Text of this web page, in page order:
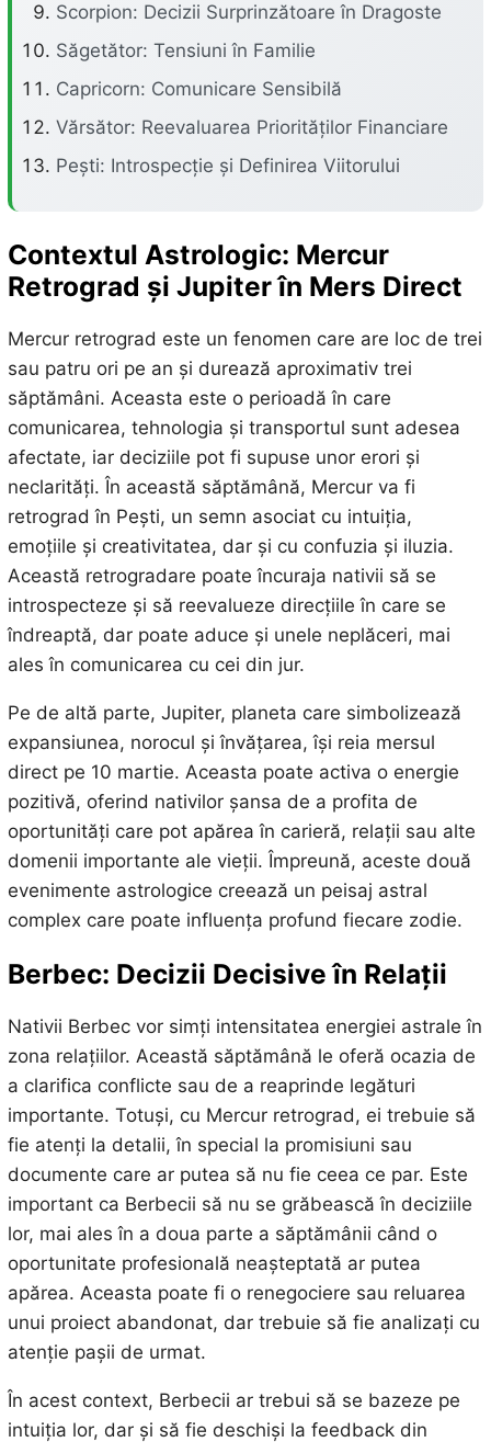
Scorpion: Decizii Surprinzătoare în Dragoste
Săgetător: Tensiuni în Familie
Capricorn: Comunicare Sensibilă
Vărsător: Reevaluarea Priorităților Financiare
Pești: Introspecție și Definirea Viitorului
Contextul Astrologic: Mercur
Retrograd și Jupiter în Mers Direct
Mercur retrograd este un fenomen care are loc de trei
sau patru ori pe an și durează aproximativ trei
săptămâni. Aceasta este o perioadă în care
comunicarea, tehnologia și transportul sunt adesea
afectate, iar deciziile pot fi supuse unor erori și
neclarități. În această săptămână, Mercur va fi
retrograd în Pești, un semn asociat cu intuiția,
emoțiile și creativitatea, dar și cu confuzia și iluzia.
Această retrogradare poate încuraja nativii să se
introspecteze și să reevalueze direcțiile în care se
îndreaptă, dar poate aduce și unele neplăceri, mai
ales în comunicarea cu cei din jur.
Pe de altă parte, Jupiter, planeta care simbolizează
expansiunea, norocul și învățarea, își reia mersul
direct pe 10 martie. Aceasta poate activa o energie
pozitivă, oferind nativilor șansa de a profita de
oportunități care pot apărea în carieră, relații sau alte
domenii importante ale vieții. Împreună, aceste două
evenimente astrologice creează un peisaj astral
complex care poate influența profund fiecare zodie.
Berbec: Decizii Decisive în Relații
Nativii Berbec vor simți intensitatea energiei astrale în
zona relațiilor. Această săptămână le oferă ocazia de
a clarifica conflicte sau de a reaprinde legături
importante. Totuși, cu Mercur retrograd, ei trebuie să
fie atenți la detalii, în special la promisiuni sau
documente care ar putea să nu fie ceea ce par. Este
important ca Berbecii să nu se grăbească în deciziile
lor, mai ales în a doua parte a săptămânii când o
oportunitate profesională neașteptată ar putea
apărea. Aceasta poate fi o renegociere sau reluarea
unui proiect abandonat, dar trebuie să fie analizați cu
atenție pașii de urmat.
În acest context, Berbecii ar trebui să se bazeze pe
intuiția lor, dar și să fie deschiși la feedback din